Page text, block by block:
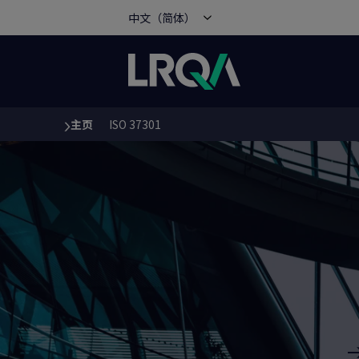
中文（简体）
You are here:主页 ISO 37301